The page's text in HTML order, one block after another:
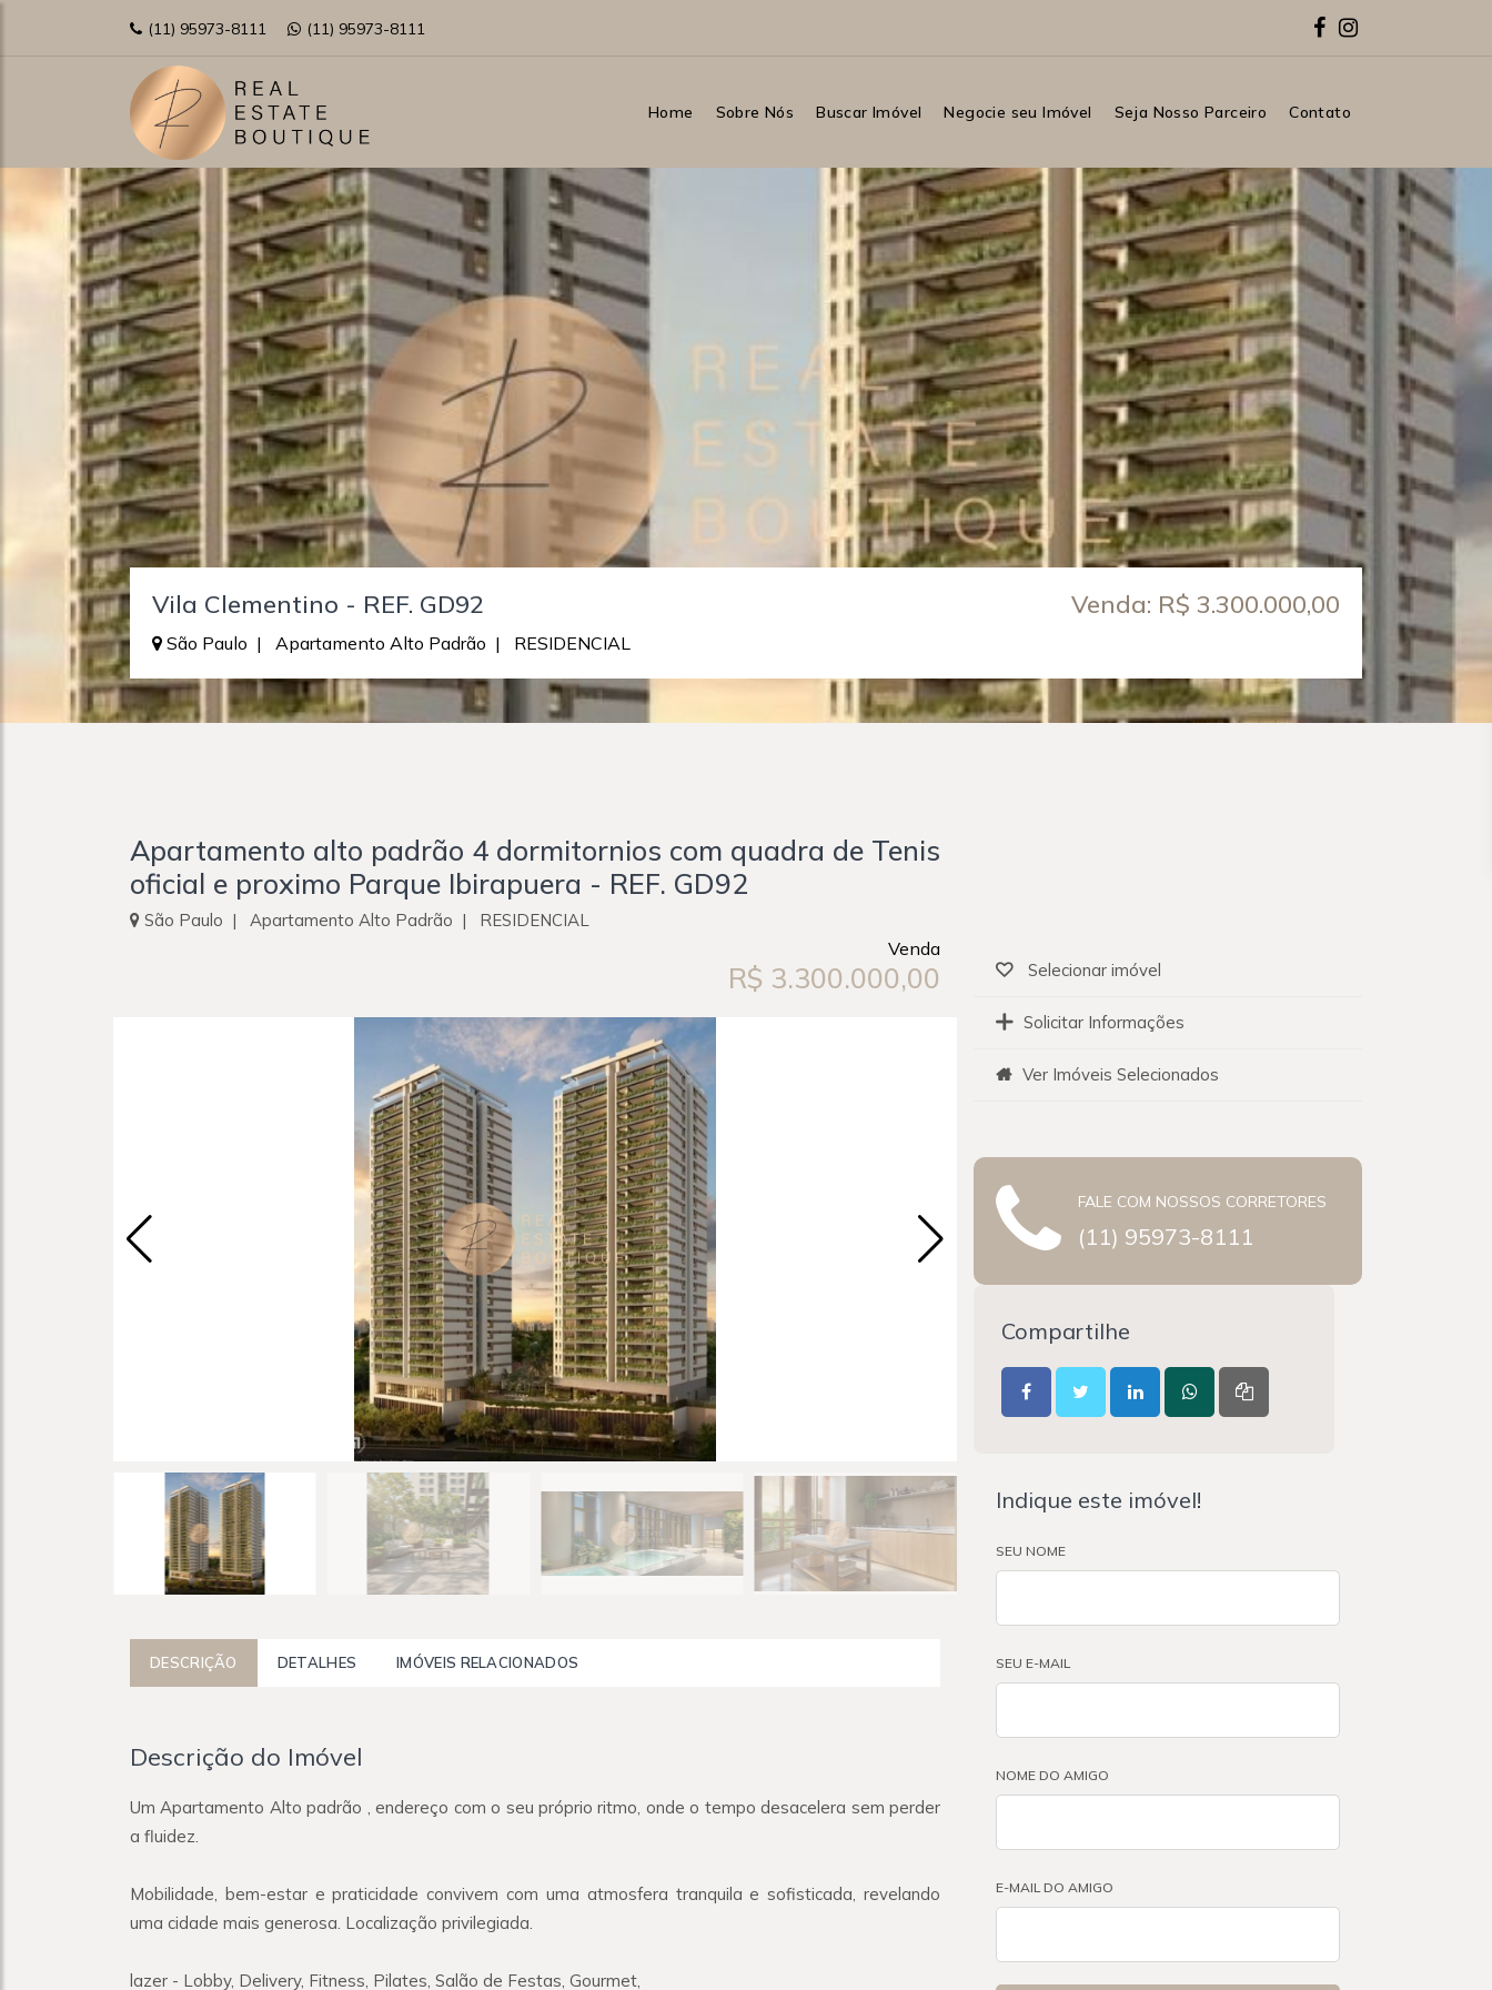
(11) 95973-8111 (11) 95973-8111
Home Sobre Nós Buscar Imóvel Negocie seu Imóvel Seja Nosso Parceiro Contato
Vila Clementino - REF. GD92 Venda: R$ 3.300.000,00
São Paulo | Apartamento Alto Padrão | RESIDENCIAL
Apartamento alto padrão 4 dormitornios com quadra de Tenis
oficial e proximo Parque Ibirapuera - REF. GD92
São Paulo | Apartamento Alto Padrão | RESIDENCIAL
Venda
R$ 3.300.000,00
DESCRIÇÃO DETALHES IMÓVEIS RELACIONADOS
Descrição do Imóvel
Um Apartamento Alto padrão , endereço com o seu próprio ritmo, onde o tempo desacelera sem perder
a fluidez.
Mobilidade, bem-estar e praticidade convivem com uma atmosfera tranquila e sofisticada, revelando
uma cidade mais generosa. Localização privilegiada.
lazer - Lobby, Delivery, Fitness, Pilates, Salão de Festas, Gourmet,
Selecionar imóvel
Solicitar Informações
Ver Imóveis Selecionados
FALE COM NOSSOS CORRETORES
(11) 95973-8111
Compartilhe
Indique este imóvel!
SEU NOME
SEU E-MAIL
NOME DO AMIGO
E-MAIL DO AMIGO